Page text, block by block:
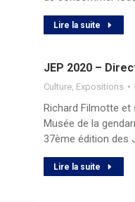
Lire la suite
JEP 2020 –
Culture, Expositions
Richard Filmotte et
Musée de la
37ème édition des
Lire la suite